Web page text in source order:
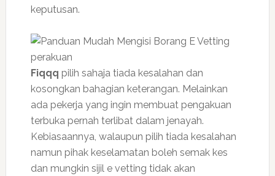
keputusan.
Fiqqq pilih sahaja tiada kesalahan dan
kosongkan bahagian keterangan. Melainkan
ada pekerja yang ingin membuat pengakuan
terbuka pernah terlibat dalam jenayah.
Kebiasaannya, walaupun pilih tiada kesalahan
namun pihak keselamatan boleh semak kes
dan mungkin sijil e vetting tidak akan